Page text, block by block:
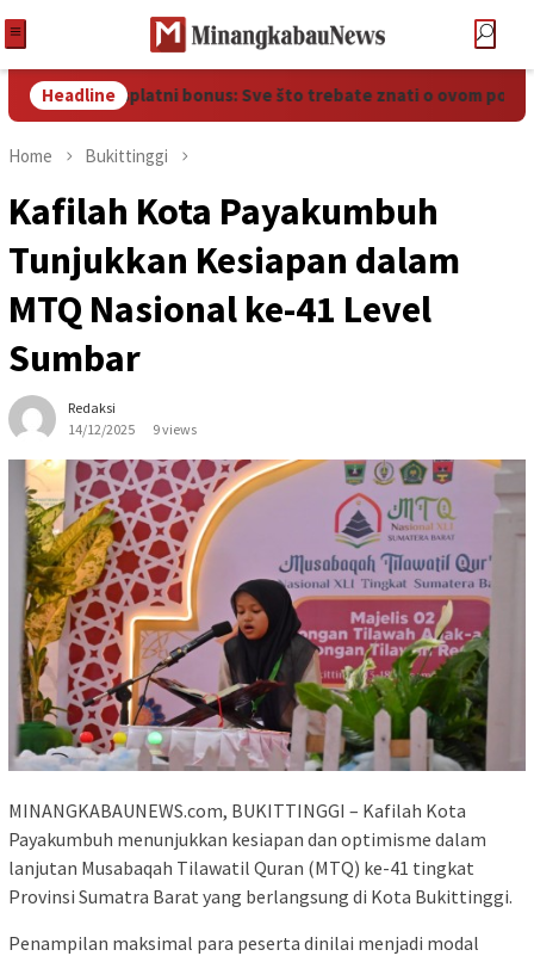
Headline
Luckia besplatni bonus: Sve što trebate znati o ovom
Home Bukittinggi
Kafilah Kota Payakumbuh
Tunjukkan Kesiapan dalam
MTQ Nasional ke-41 Level
Sumbar
Redaksi
14/12/2025
9 views
MINANGKABAUNEWS.com, BUKITTINGGI – Kafilah Kota
Payakumbuh menunjukkan kesiapan dan optimisme dalam
lanjutan Musabaqah Tilawatil Quran (MTQ) ke-41 tingkat
Provinsi Sumatra Barat yang berlangsung di Kota Bukittinggi.
Penampilan maksimal para peserta dinilai menjadi modal